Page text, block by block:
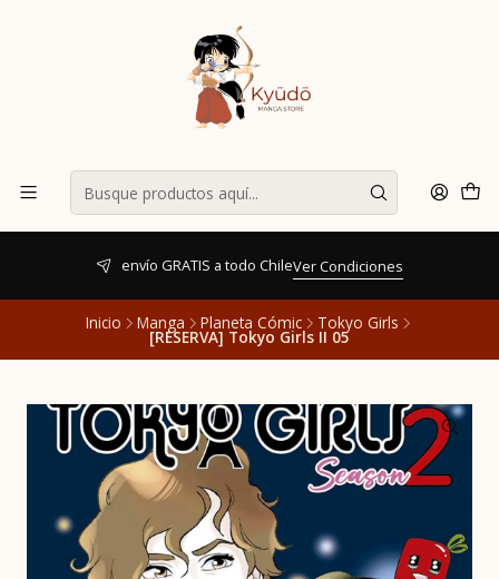
envío GRATIS a todo ChileVer Condiciones
Inicio Manga Planeta Cómic Tokyo Girls
[RESERVA] Tokyo Girls II 05